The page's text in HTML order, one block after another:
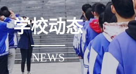
学校动态
NEWS